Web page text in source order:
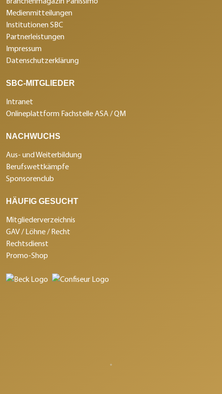
Medienmitteilungen
Institutionen SBC
Partnerleistungen
Impressum
Datenschutzerklärung
SBC-MITGLIEDER
Intranet
Onlineplattform Fachstelle ASA / QM
NACHWUCHS
Aus- und Weiterbildung
Berufswettkämpfe
Sponsorenclub
HÄUFIG GESUCHT
Mitgliederverzeichnis
GAV / Löhne / Recht
Rechtsdienst
Promo-Shop